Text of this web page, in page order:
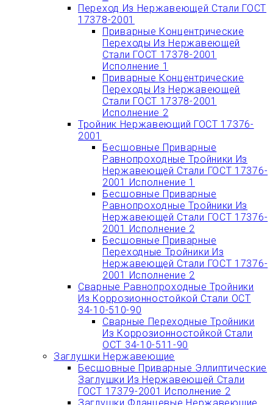
Переход Из Нержавеющей Стали ГОСТ
17378-2001
Приварные Концентрические
Переходы Из Нержавеющей
Стали ГОСТ 17378-2001
Исполнение 1
Приварные Концентрические
Переходы Из Нержавеющей
Стали ГОСТ 17378-2001
Исполнение 2
Тройник Нержавеющий ГОСТ 17376-
2001
Бесшовные Приварные
Равнопроходные Тройники Из
Нержавеющей Стали ГОСТ 17376-
2001 Исполнение 1
Бесшовные Приварные
Равнопроходные Тройники Из
Нержавеющей Стали ГОСТ 17376-
2001 Исполнение 2
Бесшовные Приварные
Переходные Тройники Из
Нержавеющей Стали ГОСТ 17376-
2001 Исполнение 2
Сварные Равнопроходные Тройники
Из Коррозионностойкой Стали ОСТ
34-10-510-90
Сварные Переходные Тройники
Из Коррозионностойкой Стали
ОСТ 34-10-511-90
Заглушки Нержавеющие
Бесшовные Приварные Эллиптические
Заглушки Из Нержавеющей Стали
ГОСТ 17379-2001 Исполнение 2